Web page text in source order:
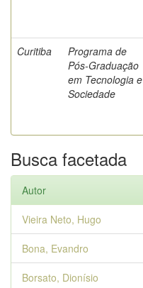
Curitiba
Programa de
Pós-Graduação
em Tecnologia e
Sociedade
Busca facetada
Autor
Vieira Neto, Hugo
Bona, Evandro
Borsato, Dionísio